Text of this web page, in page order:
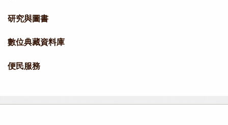
研究與圖書
數位典藏資料庫
便民服務